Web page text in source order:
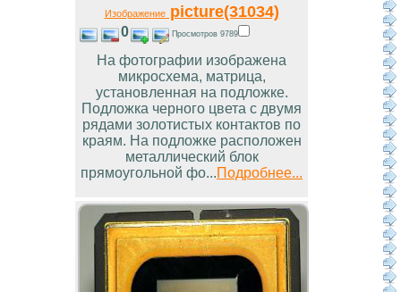
Изображениеpicture(31034)
0 Просмотров 9789
На фотографии изображена
микросхема, матрица,
установленная на подложке.
Подложка черного цвета с двумя
рядами золотистых контактов по
краям. На подложке расположен
металлический блок
прямоугольной фо...Подробнее...